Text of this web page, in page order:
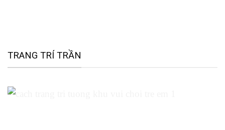
TRANG TRÍ TRẦN